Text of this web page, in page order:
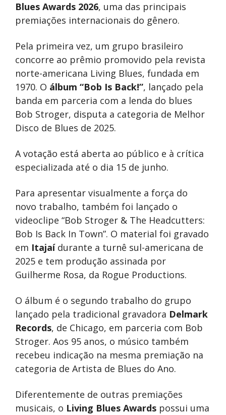
Blues Awards 2026, uma das principais
premiações internacionais do gênero.
Pela primeira vez, um grupo brasileiro
concorre ao prêmio promovido pela revista
norte-americana Living Blues, fundada em
1970. O álbum “Bob Is Back!”, lançado pela
banda em parceria com a lenda do blues
Bob Stroger, disputa a categoria de Melhor
Disco de Blues de 2025.
A votação está aberta ao público e à crítica
especializada até o dia 15 de junho.
Para apresentar visualmente a força do
novo trabalho, também foi lançado o
videoclipe “Bob Stroger & The Headcutters:
Bob Is Back In Town”. O material foi gravado
em Itajaídurante a turnê sul-americana de
2025 e tem produção assinada por
Guilherme Rosa, da Rogue Productions.
O álbum é o segundo trabalho do grupo
lançado pela tradicional gravadora Delmark
Records, de Chicago, em parceria com Bob
Stroger. Aos 95 anos, o músico também
recebeu indicação na mesma premiação na
categoria de Artista de Blues do Ano.
Diferentemente de outras premiações
musicais, o Living Blues Awards possui uma